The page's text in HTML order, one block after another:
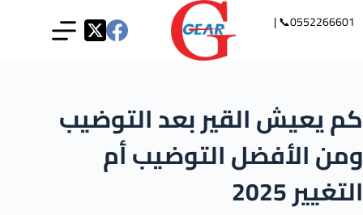
0552266601📞 |
كم يعيش القير بعد التوضيب
ومن الأفضل التوضيب أم
التغيير 2025